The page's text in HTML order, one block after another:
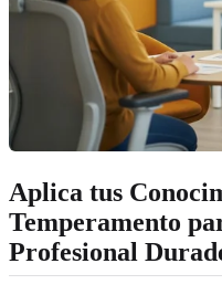
Aplica tus
Temperamento
Profesional